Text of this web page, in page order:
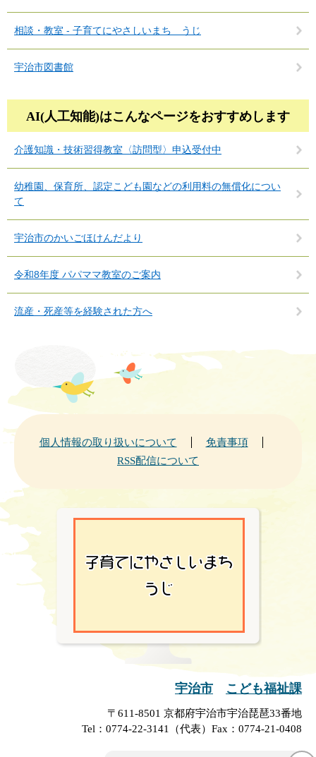
相談・教室 - 子育てにやさしいまち うじ
宇治市図書館
AI(人工知能)はこんなページをおすすめします
介護知識・技術習得教室〈訪問型〉申込受付中
幼稚園、保育所、認定こども園などの利用料の無償化につい
て
宇治市のかいごほけんだより
令和8年度 パパママ教室のご案内
流産・死産等を経験された方へ
個人情報の取り扱いについて
免責事項
RSS配信について
宇治市 こども福祉課
〒611-8501 京都府宇治市宇治琵琶33番地
Tel：0774-22-3141（代表） Fax：0774-21-0408